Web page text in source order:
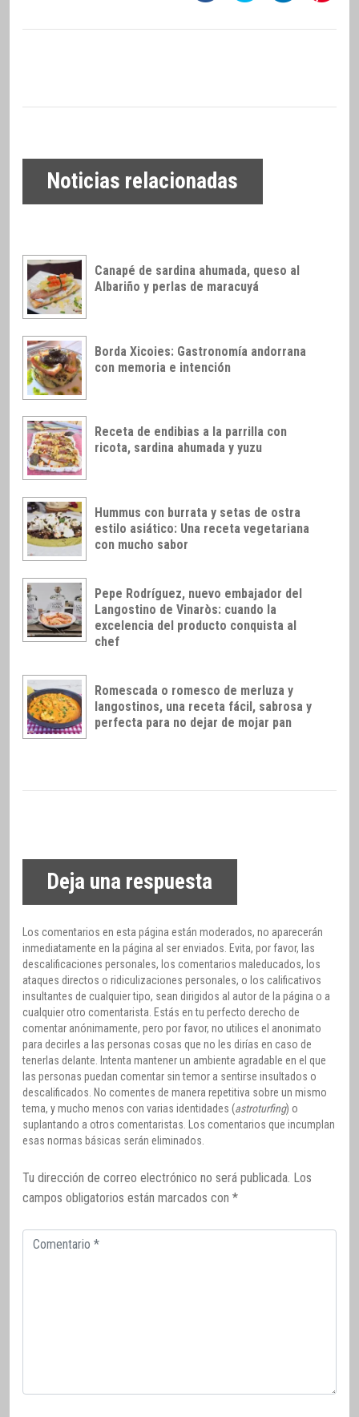
Noticias relacionadas
Canapé de sardina ahumada, queso al
Albariño y perlas de maracuyá
Borda Xicoies: Gastronomía andorrana
con memoria e intención
Receta de endibias a la parrilla con
ricota, sardina ahumada y yuzu
Hummus con burrata y setas de ostra
estilo asiático: Una receta vegetariana
con mucho sabor
Pepe Rodríguez, nuevo embajador del
Langostino de Vinaròs: cuando la
excelencia del producto conquista al
chef
Romescada o romesco de merluza y
langostinos, una receta fácil, sabrosa y
perfecta para no dejar de mojar pan
Deja una respuesta
Los comentarios en esta página están moderados, no aparecerán
inmediatamente en la página al ser enviados. Evita, por favor, las
descalificaciones personales, los comentarios maleducados, los
ataques directos o ridiculizaciones personales, o los calificativos
insultantes de cualquier tipo, sean dirigidos al autor de la página o a
cualquier otro comentarista. Estás en tu perfecto derecho de
comentar anónimamente, pero por favor, no utilices el anonimato
para decirles a las personas cosas que no les dirías en caso de
tenerlas delante. Intenta mantener un ambiente agradable en el que
las personas puedan comentar sin temor a sentirse insultados o
descalificados. No comentes de manera repetitiva sobre un mismo
tema, y mucho menos con varias identidades (astroturfing) o
suplantando a otros comentaristas. Los comentarios que incumplan
esas normas básicas serán eliminados.
Tu dirección de correo electrónico no será publicada. Los
campos obligatorios están marcados con *
Comentario